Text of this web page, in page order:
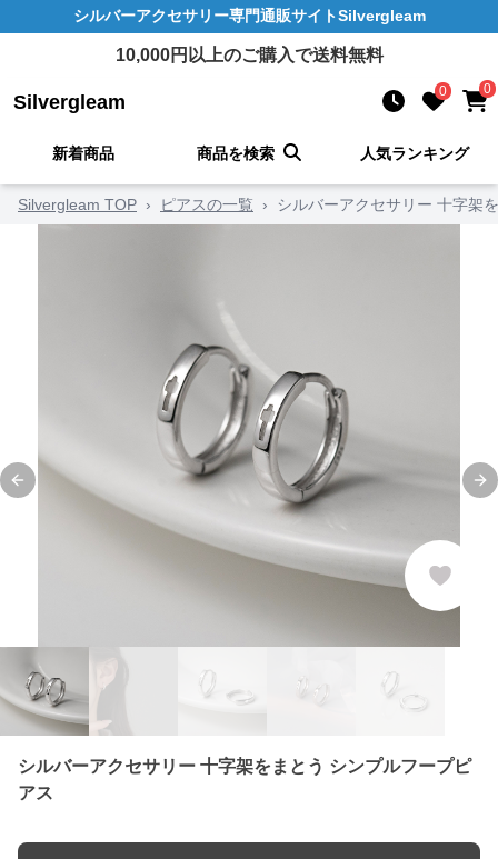
シルバーアクセサリー専門通販サイトSilvergleam
10,000円以上のご購入で送料無料
Silvergleam 0 0
新着商品 商品を検索 人気ランキング
Silvergleam TOP › ピアスの一覧 › シルバーアクセサリー 十字架
Previous slide
シルバーアクセサリー 十字架をまとう シンプルフープピ
アス